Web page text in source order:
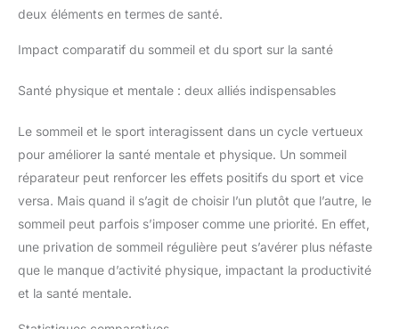
deux éléments en termes de santé.
Impact comparatif du sommeil et du sport sur la santé
Santé physique et mentale : deux alliés indispensables
Le sommeil et le sport interagissent dans un cycle vertueux
pour améliorer la santé mentale et physique. Un sommeil
réparateur peut renforcer les effets positifs du sport et vice
versa. Mais quand il s’agit de choisir l’un plutôt que l’autre, le
sommeil peut parfois s’imposer comme une priorité. En effet,
une privation de sommeil régulière peut s’avérer plus néfaste
que le manque d’activité physique, impactant la productivité
et la santé mentale.